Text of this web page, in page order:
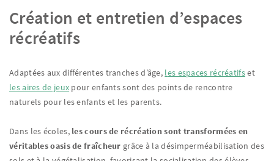
Création et entretien d’espaces
récréatifs
Adaptées aux différentes tranches d’âge, les espaces récréatifset
les aires de jeux pour enfants sont des points de rencontre
naturels pour les enfants et les parents.
Dans les écoles,les cours de récréation sont transformées en
véritables oasis de fraîcheur grâce à la désimperméabilisation des